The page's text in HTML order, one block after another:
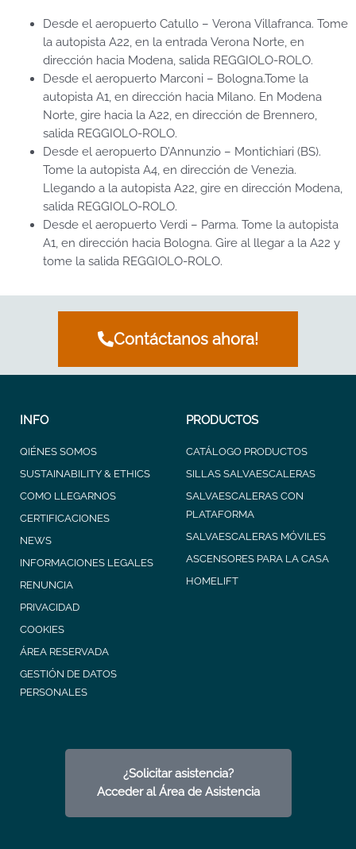
Desde el aeropuerto Catullo – Verona Villafranca. Tome
la autopista A22, en la entrada Verona Norte, en
dirección hacia Modena, salida REGGIOLO-ROLO.
Desde el aeropuerto Marconi – Bologna.Tome la
autopista A1, en dirección hacia Milano. En Modena
Norte, gire hacia la A22, en dirección de Brennero,
salida REGGIOLO-ROLO.
Desde el aeropuerto D’Annunzio – Montichiari (BS).
Tome la autopista A4, en dirección de Venezia.
Llegando a la autopista A22, gire en dirección Modena,
salida REGGIOLO-ROLO.
Desde el aeropuerto Verdi – Parma. Tome la autopista
A1, en dirección hacia Bologna. Gire al llegar a la A22 y
tome la salida REGGIOLO-ROLO.
Contáctanos ahora!
INFO
QIÉNES SOMOS
SUSTAINABILITY & ETHICS
COMO LLEGARNOS
CERTIFICACIONES
NEWS
INFORMACIONES LEGALES
RENUNCIA
PRIVACIDAD
COOKIES
ÁREA RESERVADA
GESTIÓN DE DATOS
PERSONALES
PRODUCTOS
CATÁLOGO PRODUCTOS
SILLAS SALVAESCALERAS
SALVAESCALERAS CON
PLATAFORMA
SALVAESCALERAS MÓVILES
ASCENSORES PARA LA CASA
HOMELIFT
¿Solicitar asistencia?
Acceder al Área de Asistencia